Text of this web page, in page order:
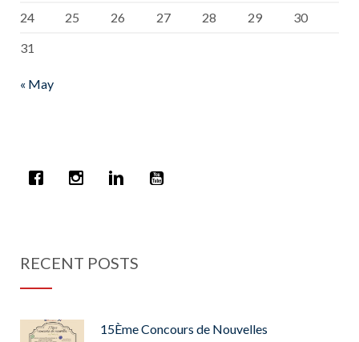
24 25 26 27 28 29
30
31
« May
RECENT POSTS
15Ème Concours de Nouvelles